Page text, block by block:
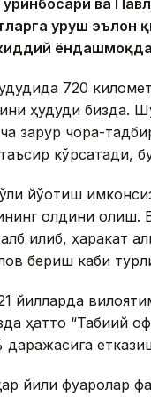
уруш эълон
720
ҳудуди бизда.
зарур чора-
кўрсатади, бу
йўқотиш
олдини олиш.
қилиб, ҳаракат
бериш каби
йилларда
ҳатто “Табиий
даражасига
йили фуқаролар